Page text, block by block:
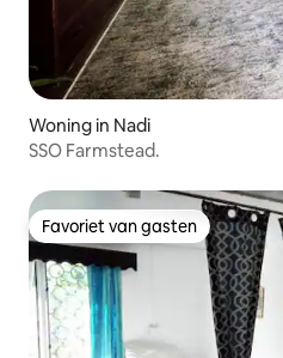
Woning in Nadi
SSO Farmstead.
Favoriet van gasten
Favoriet van gasten